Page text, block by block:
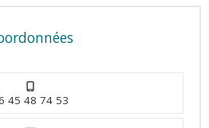
45 48 74 53